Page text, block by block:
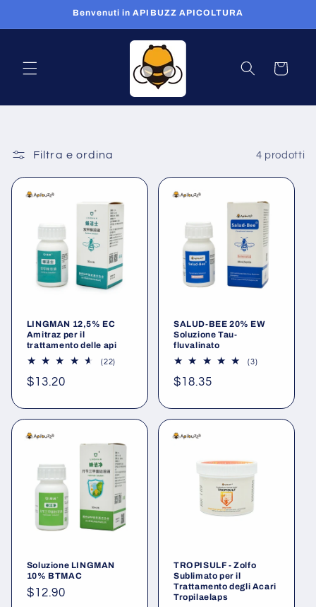
direttamente
ai contenuti
Benvenuti in APIBUZZ APICOLTURA
Carrello
Filtra e ordina 4 prodotti
LINGMAN 12,5% EC
Amitraz per il
trattamento delle api
(22)
Prezzo
$13.20
SALUD-BEE 20% EW
Soluzione Tau-
fluvalinato
(3)3
Prezzo
$18.35
Soluzione LINGMAN
10% BTMAC
Prezzo
$12.90
TROPISULF - Zolfo
Sublimato per il
Trattamento degli Acari
Tropilaelaps